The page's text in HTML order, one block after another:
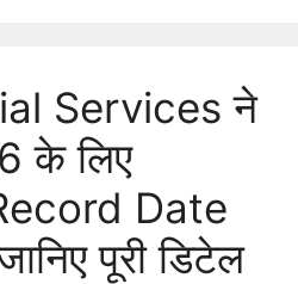
Services ने
के लिए
Date
पूरी डिटेल